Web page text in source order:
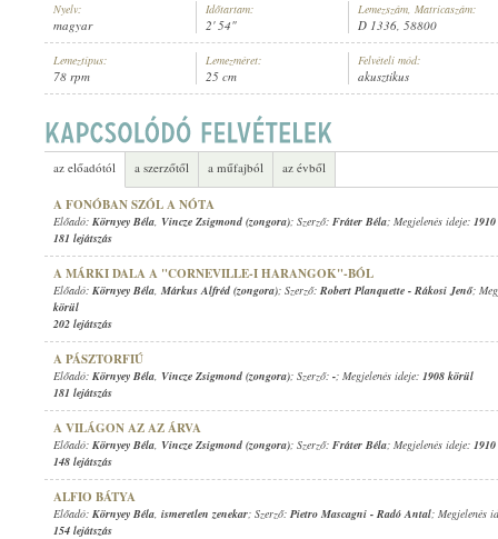
ELŐADÓ: KÖRNYEY BÉLA,ISMERETLEN ZENEKAR
Nyelv:
magyar
Időtartam:
2' 54"
Lemezszám, Matricaszám:
D 1336, 58800
Lemeztípus:
78 rpm
Lemezméret:
25 cm
Felvételi mód:
akusztikus
az előadótól a szerzőtől a műfajból az évből
A FONÓBAN SZÓL A NÓTA
Előadó: Környey Béla, Vincze Zsigmond (zongora); Szerző: Fráter Béla; Megjelenés ideje:
181 lejátszás
A MÁRKI DALA A "CORNEVILLE-I HARANGOK"-BÓL
Előadó: Környey Béla, Márkus Alfréd (zongora); Szerző: Robert Planquette - Rákosi Jenő;
körül
202 lejátszás
A PÁSZTORFIÚ
Előadó: Környey Béla, Vincze Zsigmond (zongora); Szerző: -; Megjelenés ideje: 1908 körül
181 lejátszás
A VILÁGON AZ AZ ÁRVA
Előadó: Környey Béla, Vincze Zsigmond (zongora); Szerző: Fráter Béla; Megjelenés ideje:
148 lejátszás
ALFIO BÁTYA
Előadó: Környey Béla, ismeretlen zenekar; Szerző: Pietro Mascagni - Radó Antal; Megjelenés
154 lejátszás